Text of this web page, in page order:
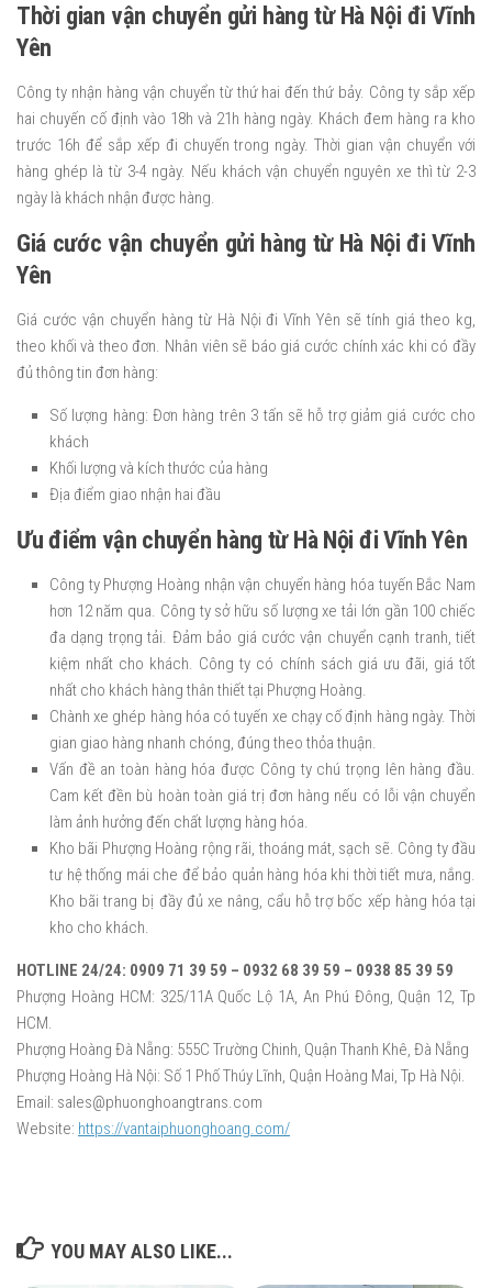
Thời gian vận chuyển gửi hàng từ Hà Nội đi Vĩnh
Yên
Công ty nhận hàng vận chuyển từ thứ hai đến thứ bảy. Công ty sắp xếp
hai chuyến cố định vào 18h và 21h hàng ngày. Khách đem hàng ra kho
trước 16h để sắp xếp đi chuyến trong ngày. Thời gian vận chuyển với
hàng ghép là từ 3-4 ngày. Nếu khách vận chuyển nguyên xe thì từ 2-3
ngày là khách nhận được hàng.
Giá cước vận chuyển gửi hàng từ Hà Nội đi Vĩnh
Yên
Giá cước vận chuyển hàng từ Hà Nội đi Vĩnh Yên sẽ tính giá theo kg,
theo khối và theo đơn. Nhân viên sẽ báo giá cước chính xác khi có đầy
đủ thông tin đơn hàng:
Số lượng hàng: Đơn hàng trên 3 tấn sẽ hỗ trợ giảm giá cước cho
khách
Khối lượng và kích thước của hàng
Địa điểm giao nhận hai đầu
Ưu điểm vận chuyển hàng từ Hà Nội đi Vĩnh Yên
Công ty Phượng Hoàng nhận vận chuyển hàng hóa tuyến Bắc Nam
hơn 12 năm qua. Công ty sở hữu số lượng xe tải lớn gần 100 chiếc
đa dạng trọng tải. Đảm bảo giá cước vận chuyển cạnh tranh, tiết
kiệm nhất cho khách. Công ty có chính sách giá ưu đãi, giá tốt
nhất cho khách hàng thân thiết tại Phượng Hoàng.
Chành xe ghép hàng hóa có tuyến xe chạy cố định hàng ngày. Thời
gian giao hàng nhanh chóng, đúng theo thỏa thuận.
Vấn đề an toàn hàng hóa được Công ty chú trọng lên hàng đầu.
Cam kết đền bù hoàn toàn giá trị đơn hàng nếu có lỗi vận chuyển
làm ảnh hưởng đến chất lượng hàng hóa.
Kho bãi Phượng Hoàng rộng rãi, thoáng mát, sạch sẽ. Công ty đầu
tư hệ thống mái che để bảo quản hàng hóa khi thời tiết mưa, nắng.
Kho bãi trang bị đầy đủ xe nâng, cẩu hỗ trợ bốc xếp hàng hóa tại
kho cho khách.
HOTLINE 24/24: 0909 71 39 59 – 0932 68 39 59 – 0938 85 39 59
Phượng Hoàng HCM: 325/11A Quốc Lộ 1A, An Phú Đông, Quận 12, Tp
HCM.
Phượng Hoàng Đà Nẵng: 555C Trường Chinh, Quận Thanh Khê, Đà Nẵng
Phượng Hoàng Hà Nội: Số 1 Phố Thúy Lĩnh, Quận Hoàng Mai, Tp Hà Nội.
Email: sales@phuonghoangtrans.com
Website: https://vantaiphuonghoang.com/
YOU MAY ALSO LIKE...